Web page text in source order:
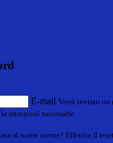
E-mail Verrà inviato un
istruzioni necessarie.
al nome utente? Effettua il